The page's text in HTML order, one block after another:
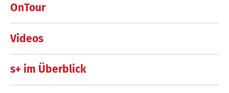
OnTour
Videos
s+ im Überblick